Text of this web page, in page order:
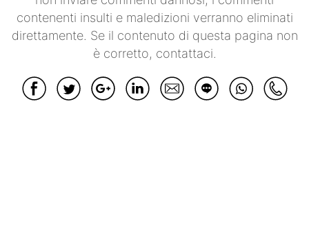
contenenti insulti e maledizioni verranno eliminati
direttamente. Se il contenuto di questa pagina non
è corretto, contattaci.